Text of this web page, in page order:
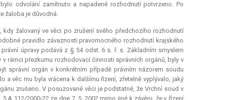
odvolání zamítnuto a napadené rozhodnutí potvrzeno. Po
žaloba je důvodná.
žalovaný ve věci po zrušení svého předchozího rozhodnutí
pravidlo závaznosti pravomocného rozhodnutí krajského
úpravy podává z § 54 odst. 6 s. ř. s. Základním smyslem
rámci přezkumu rozhodovací činnosti správních orgánů, byly v
správní orgán v konkrétním případě právním názorem soudu
věc mu byla vrácena k dalšímu řízení, zřetelně vyplývalo, jaký
zrušeno. V posuzované věci je podstatné, že Vrchní soud v
112/2000-22 ze dne 7. 5. 2002 mimo jiné k závěru, že v řízení